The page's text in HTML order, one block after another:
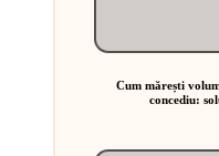
Cum mărești
concediu: